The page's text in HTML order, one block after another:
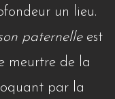
un lieu.
paternelleest
meurtre de la
par la